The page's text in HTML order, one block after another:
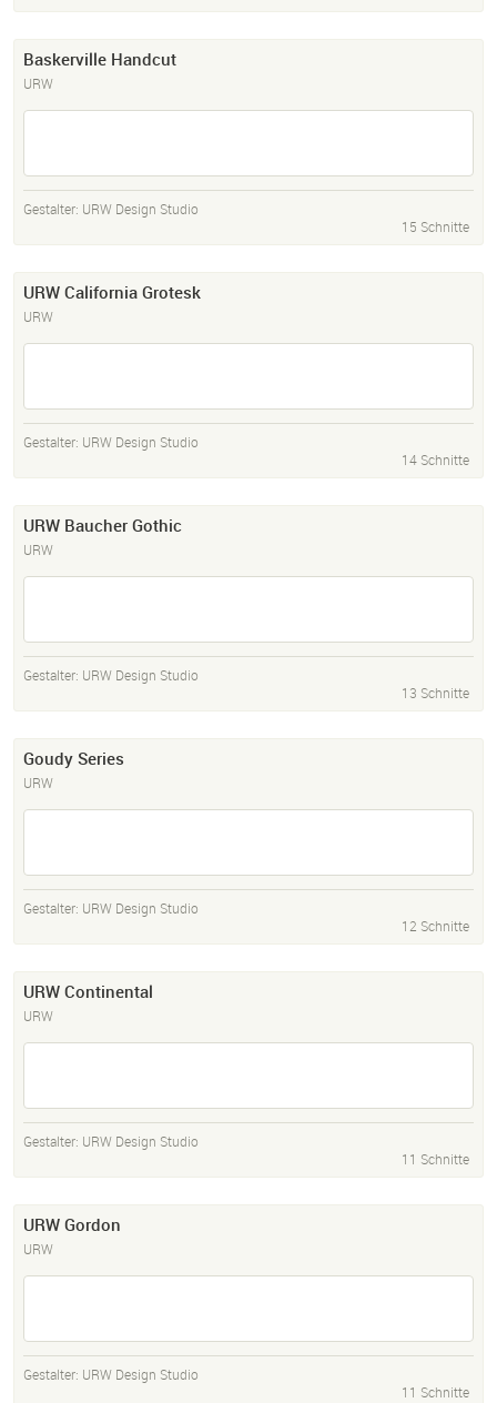
Baskerville Handcut
URW
Gestalter: URW Design Studio
15 Schnitte
URW California Grotesk
URW
Gestalter: URW Design Studio
14 Schnitte
URW Baucher Gothic
URW
Gestalter: URW Design Studio
13 Schnitte
Goudy Series
URW
Gestalter: URW Design Studio
12 Schnitte
URW Continental
URW
Gestalter: URW Design Studio
11 Schnitte
URW Gordon
URW
Gestalter: URW Design Studio
11 Schnitte